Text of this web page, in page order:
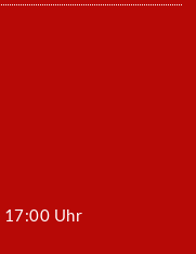
17:00 Uhr